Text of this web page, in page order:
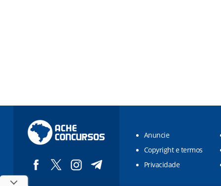
Anuncie
Copyright e termos
Privacidade